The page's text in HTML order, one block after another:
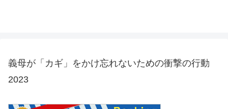
義母が「カギ」をかけ忘れないための衝撃の行動
2023